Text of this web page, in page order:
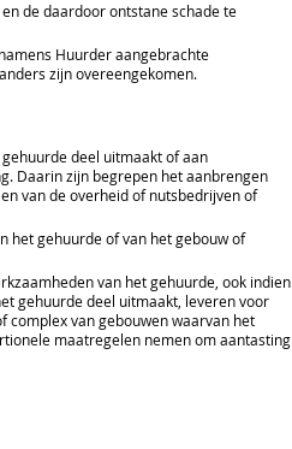
de daardoor ontstane schade te
Huurder aangebrachte
zijn overeengekomen.
deel uitmaakt of aan
Daarin zijn begrepen het aanbrengen
van de overheid of nutsbedrijven of
het gehuurde of van het gebouw of
van het gehuurde, ook indien
gehuurde deel uitmaakt, leveren voor
complex van gebouwen waarvan het
maatregelen nemen om aantasting